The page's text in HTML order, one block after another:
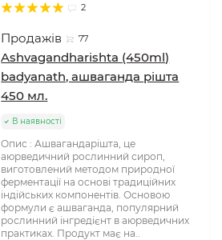
2
Продажів 77
Ashvagandharishta (450ml)
badyanath, ашваганда рішта
450 мл.
В наявності
Опис : Ашвагандарішта, це
аюрведичний рослинний сироп,
виготовлений методом природної
ферментації на основі традиційних
індійських компонентів. Основою
формули є ашваганда, популярний
рослинний інгредієнт в аюрведичних
практиках. Продукт має на..